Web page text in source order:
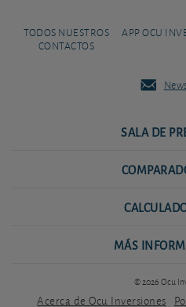
TODOS NUESTROS
CONTACTOS
APP OCU
SALA DE
MÁS
© 2026 Ocu
Acerca de Ocu Inversiones